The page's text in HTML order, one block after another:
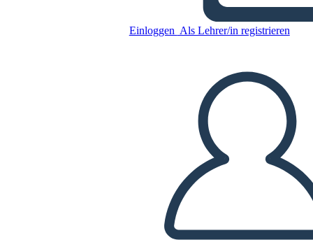
Einloggen Als Lehrer/in registrieren
13 colônias
Kopieren Sie dieses Storyboard
ERSTELLEN SIE EIN STORYBOARD
DIASHOW ABSPIELEN
LIES MIR VOR